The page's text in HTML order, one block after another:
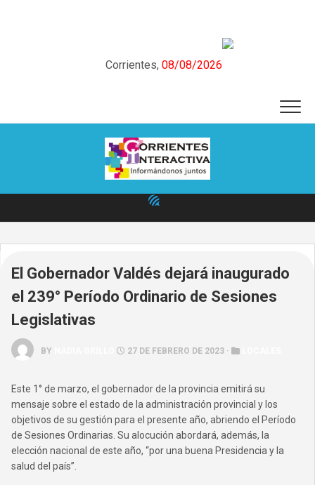
Corrientes, 08/08/2026
El Gobernador Valdés dejará inaugurado
el 239° Período Ordinario de Sesiones
Legislativas
BY 27 DE FEBRERO DE 2023 ·
Este 1° de marzo, el gobernador de la provincia emitirá su
mensaje sobre el estado de la administración provincial y los
objetivos de su gestión para el presente año, abriendo el Período
de Sesiones Ordinarias. Su alocución abordará, además, la
elección nacional de este año, “por una buena Presidencia y la
salud del país”.